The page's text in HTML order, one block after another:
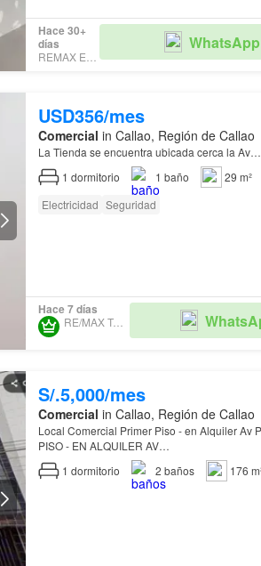
Hace 30+
días
REMAX ELITE
WhatsApp
USD356/mes
Comercial in Callao, Región de Callao
La Tienda se encuentra ubicada cerca la Av…
1 dormitorio 1 baño
29 m²
Electricidad Seguridad
Hace 7 días
RE/MAX TALENTO
S/.5,000/mes
Comercial in Callao, Región de Callao
Local Comercial Primer Piso - en Alquiler Av
PISO - EN ALQUILER AV…
1 dormitorio 2 baños 176